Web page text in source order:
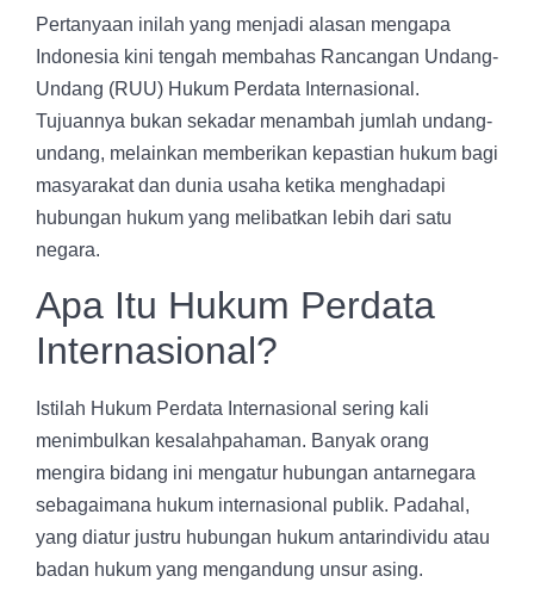
Pertanyaan inilah yang menjadi alasan mengapa
Indonesia kini tengah membahas Rancangan Undang-
Undang (RUU) Hukum Perdata Internasional.
Tujuannya bukan sekadar menambah jumlah undang-
undang, melainkan memberikan kepastian hukum bagi
masyarakat dan dunia usaha ketika menghadapi
hubungan hukum yang melibatkan lebih dari satu
negara.
Apa Itu Hukum Perdata
Internasional?
Istilah Hukum Perdata Internasional sering kali
menimbulkan kesalahpahaman. Banyak orang
mengira bidang ini mengatur hubungan antarnegara
sebagaimana hukum internasional publik. Padahal,
yang diatur justru hubungan hukum antarindividu atau
badan hukum yang mengandung unsur asing.